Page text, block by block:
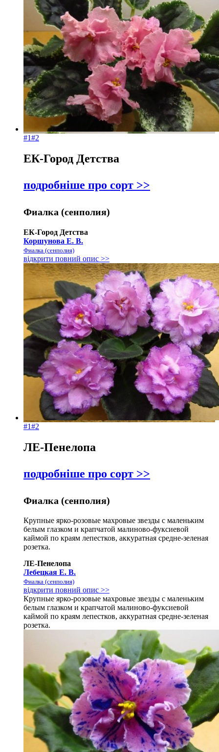
назвою А-
назвою Я-
#1#2
ЕК-Город Детства
подробніше про сорт >>
Фиалка (сенполия)
ЕК-Город Детства
Коршунова Е. В.
Фиалка (сенполия)
відкрити повний опис >>
#1#2
ЛЕ-Пенелопа
подробніше про сорт >>
Фиалка (сенполия)
Крупные ярко-розовые махровые звезды с маленьким
белым глазком и крапчатой малиново-фуксиевой
каймой по краям лепестков, аккуратная средне-зеленая
розетка.
ЛЕ-Пенелопа
Лебецкая Е. В.
Фиалка (сенполия)
відкрити повний опис >>
Крупные ярко-розовые махровые звезды с маленьким
белым глазком и крапчатой малиново-фуксиевой
каймой по краям лепестков, аккуратная средне-зеленая
розетка.